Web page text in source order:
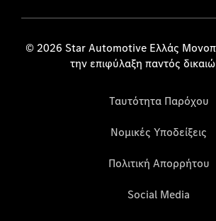
© 2026 Star Automotive Ελλάς
την επιφύλαξη παντός
Ταυτότητα Παρόχου
Νομικές Υποδείξεις
Πολιτική Απορρήτου
Social Media